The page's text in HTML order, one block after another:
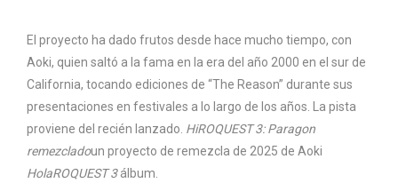
El proyecto ha dado frutos desde hace mucho tiempo, con
Aoki, quien saltó a la fama en la era del año 2000 en el sur de
California, tocando ediciones de “The Reason” durante sus
presentaciones en festivales a lo largo de los años. La pista
proviene del recién lanzado. HiROQUEST 3: Paragon
remezcladoun proyecto de remezcla de 2025 de Aoki
HolaROQUEST 3álbum.